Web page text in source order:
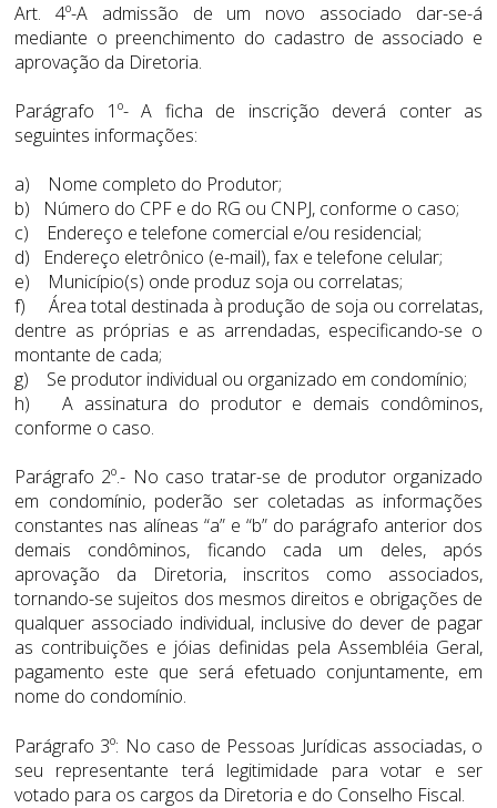
Art. 4º-A admissão de um novo associado dar-se-á
mediante o preenchimento do cadastro de associado e
aprovação da Diretoria.
Parágrafo 1º- A ficha de inscrição deverá conter as
seguintes informações:
a) Nome completo do Produtor;
b) Número do CPF e do RG ou CNPJ, conforme o caso;
c) Endereço e telefone comercial e/ou residencial;
d) Endereço eletrônico (e-mail), fax e telefone celular;
e) Município(s) onde produz soja ou correlatas;
f) Área total destinada à produção de soja ou correlatas,
dentre as próprias e as arrendadas, especificando-se o
montante de cada;
g) Se produtor individual ou organizado em condomínio;
h) A assinatura do produtor e demais condôminos,
conforme o caso.
Parágrafo 2º.- No caso tratar-se de produtor organizado
em condomínio, poderão ser coletadas as informações
constantes nas alíneas “a” e “b” do parágrafo anterior dos
demais condôminos, ficando cada um deles, após
aprovação da Diretoria, inscritos como associados,
tornando-se sujeitos dos mesmos direitos e obrigações de
qualquer associado individual, inclusive do dever de pagar
as contribuições e jóias definidas pela Assembléia Geral,
pagamento este que será efetuado conjuntamente, em
nome do condomínio.
Parágrafo 3º: No caso de Pessoas Jurídicas associadas, o
seu representante terá legitimidade para votar e ser
votado para os cargos da Diretoria e do Conselho Fiscal.